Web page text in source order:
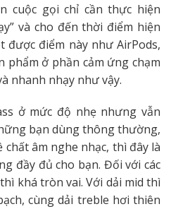
cuộc gọi chỉ cần thực hiện
và cho đến thời điểm hiện
được điểm này như AirPods,
phẩm ở phần cảm ứng chạm
nhanh nhạy như vậy.
ở mức độ nhẹ nhưng vẫn
bạn dùng thông thường,
chất âm nghe nhạc, thì đây là
đầy đủ cho bạn. Đối với các
khá tròn vai. Với dải mid thì
cùng dải treble hơi thiên